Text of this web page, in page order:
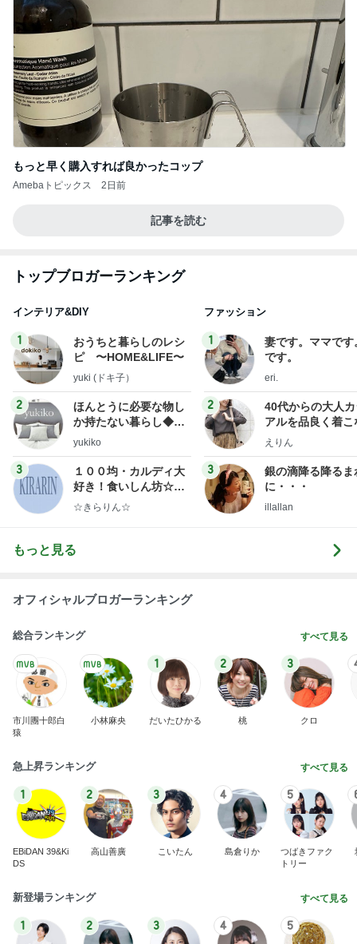
もっと早く購入すれば良かったコップ
Amebaトピックス 2日前
記事を読む
トップブロガーランキング
インテリア&DIY
1
おうちと暮らしのレシ
ピ 〜HOME&LIFE〜
yuki (ドキ子）
2
ほんとうに必要な物し
か持たない暮らし◆Ke
ep Life Simple◆〜イ
yukiko
3
１００均・カルディ大
好き！食いしん坊☆き
らりん☆のブログ
☆きらりん☆
ファッション
1
妻です。ママです
です。
eri.
2
40代からの大人
アルを品良く着こ
ファッションブロ
えりん
3
銀の滴降る降るま
に・・・
illallan
もっと見る
オフィシャルブロガーランキング
総合ランキング すべて見る
市川團十郎白
猿
小林麻央
1
だいたひかる
2
桃
3
クロ
急上昇ランキング すべて見る
1
EBiDAN 39&Ki
DS
2
高山善廣
3
こいたん
4
島倉りか
5
つばきファク
トリー
新登場ランキング すべて見る
1 2 3 4 5